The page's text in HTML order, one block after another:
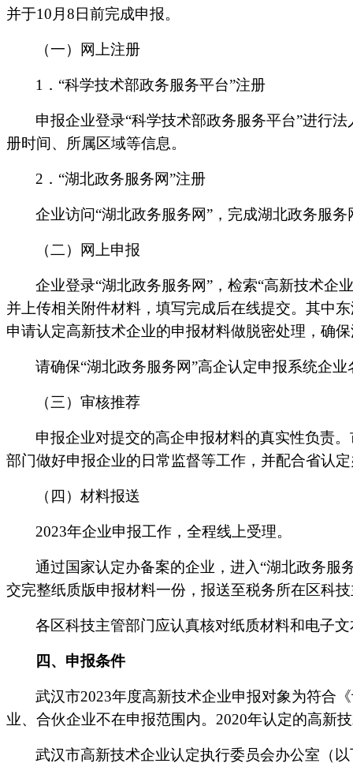
并于10月8日前完成申报。
（一）网上注册
1．“科学技术部政务服务平台”注册
申报企业登录“科学技术部政务服务平台”进行
册时间、所属区域等信息。
2．“湖北政务服务网”注册
企业访问“湖北政务服务网”，完成湖北政务服
（二）网上申报
企业登录“湖北政务服务网”，检索“高新技术企
并上传相关附件材料，填写完成后在线提交。其中
申请认定高新技术企业的申报材料做脱密处理，确
请确保“湖北政务服务网”高企认定申报系统企
（三）审核推荐
申报企业对提交的高企申报材料的真实性负责
部门做好申报企业的日常监督等工作，并配合省认
（四）材料报送
2023年企业申报工作，全程线上受理。
通过国家认定办备案的企业，进入 “湖北政务服
交完整纸质版申报材料一份，报送至税务所在区科
各区科技主管部门应认真核对纸质材料和电子
四、申报条件
武汉市2023年度高新技术企业申报对象为符合
业、合伙企业不在申报范围内。2020年认定的高新
武汉市高新技术企业认定执行委员会办公室（